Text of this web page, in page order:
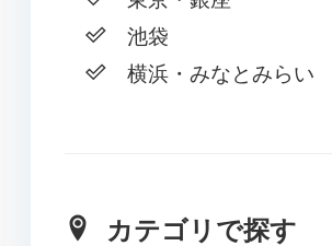
池袋
横浜・みなとみらい
カテゴリで探す